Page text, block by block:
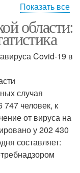
Показать все
области:
Covid-19 в
случая
человек, к
от вируса на
у 202 430
составляет: